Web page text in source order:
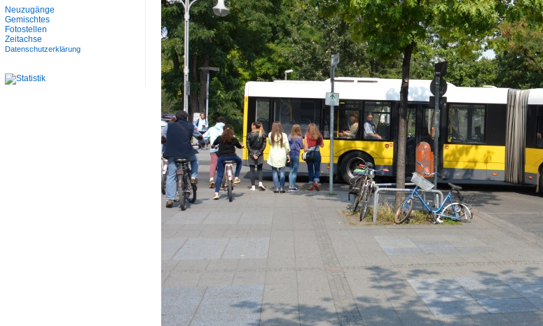
Neuzugänge
Gemischtes
Fotostellen
Zeitachse
Datenschutzerklärung